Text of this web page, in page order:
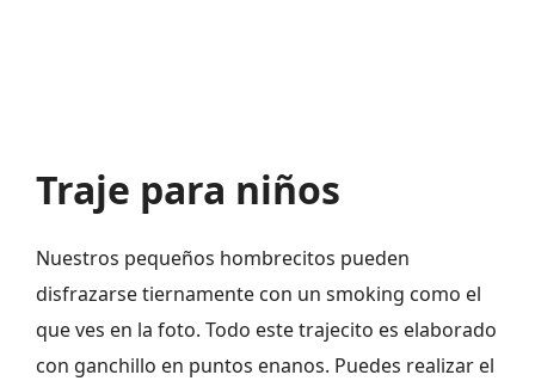
Traje para niños
Nuestros pequeños hombrecitos pueden
disfrazarse tiernamente con un smoking como el
que ves en la foto. Todo este trajecito es elaborado
con ganchillo en puntos enanos. Puedes realizar el